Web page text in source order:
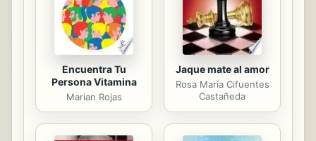
Tessa se empeña en ...
Encuentra Tu
Persona Vitamina
Marian Rojas
Jaque mate al amor
Rosa María Cifuentes
Castañeda